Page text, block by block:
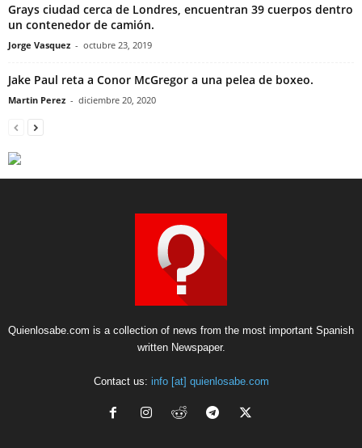
Grays ciudad cerca de Londres, encuentran 39 cuerpos dentro
un contenedor de camión.
Jorge Vasquez - octubre 23, 2019
Jake Paul reta a Conor McGregor a una pelea de boxeo.
Martin Perez - diciembre 20, 2020
Quienlosabe.com is a collection of news from the most important Spanish
written Newspaper.
Contact us: info [at] quienlosabe.com